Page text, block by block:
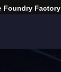
Foundry Factory